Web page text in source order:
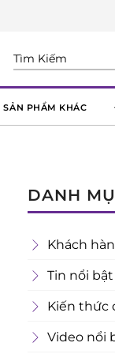
SẢN PHẨM KHÁC
DANH
Khách
Tin nổi bật
Kiến thức
Video nổi